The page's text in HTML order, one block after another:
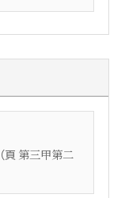
（頁 第三甲第二